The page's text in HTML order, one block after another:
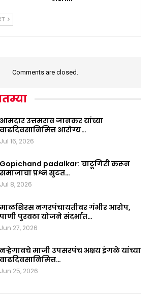
Comments are closed.
आमदार उत्तमराव जानकर यांच्या
वाढदिवसानिमित्त आरोग्य…
Jul 16, 2026
Gopichand padalkar: चाटूगिरी करून
समाजाचा प्रश्न सुटत…
Jul 8, 2026
माळशिरस नगरपंचायतीवर गंभीर आरोप,
पाणी पुरवठा योजने संदर्भात…
Jun 27, 2026
नऱ्हेगावचे माजी उपसरपंच अक्षय इंगळे यांच्या
वाढदिवसानिमित्त…
Jun 25, 2026